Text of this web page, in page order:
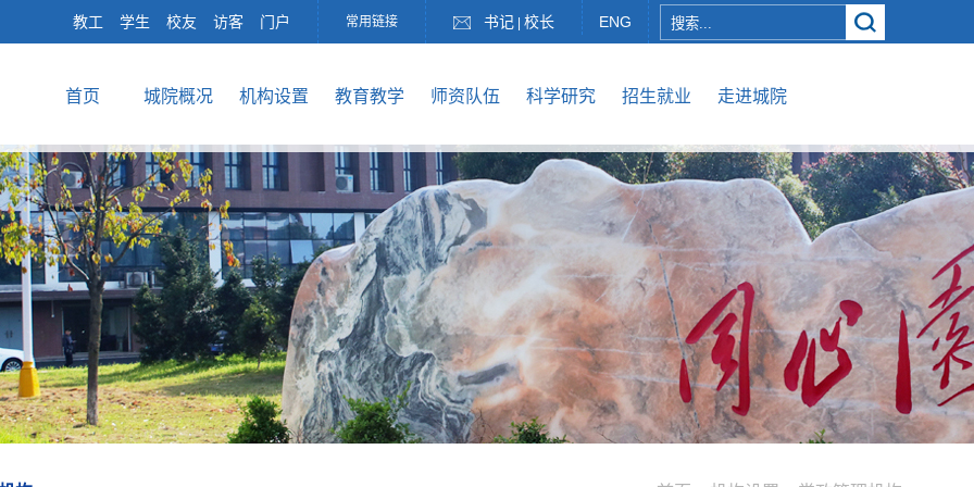
教工 学生 校友 访客 门户 常用链接 书记 校长 ENG
首页 城院概况 机构设置 教育教学 师资队伍 科学研究 招生就业 走进城院